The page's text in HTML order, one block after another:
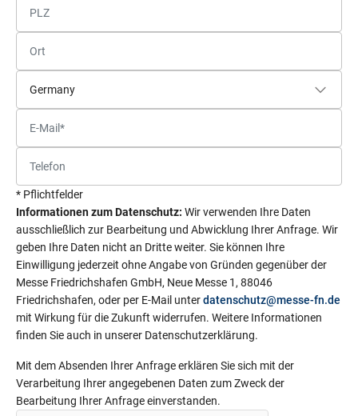
* Pflichtfelder
Informationen zum Datenschutz: Wir verwenden Ihre Daten
ausschließlich zur Bearbeitung und Abwicklung Ihrer Anfrage. Wir
geben Ihre Daten nicht an Dritte weiter. Sie können Ihre
Einwilligung jederzeit ohne Angabe von Gründen gegenüber der
Messe Friedrichshafen GmbH, Neue Messe 1, 88046
Friedrichshafen, oder per E-Mail unterdatenschutz@messe-fn.de
mit Wirkung für die Zukunft widerrufen. Weitere Informationen
finden Sie auch in unserer Datenschutzerklärung.
Mit dem Absenden Ihrer Anfrage erklären Sie sich mit der
Verarbeitung Ihrer angegebenen Daten zum Zweck der
Bearbeitung Ihrer Anfrage einverstanden.